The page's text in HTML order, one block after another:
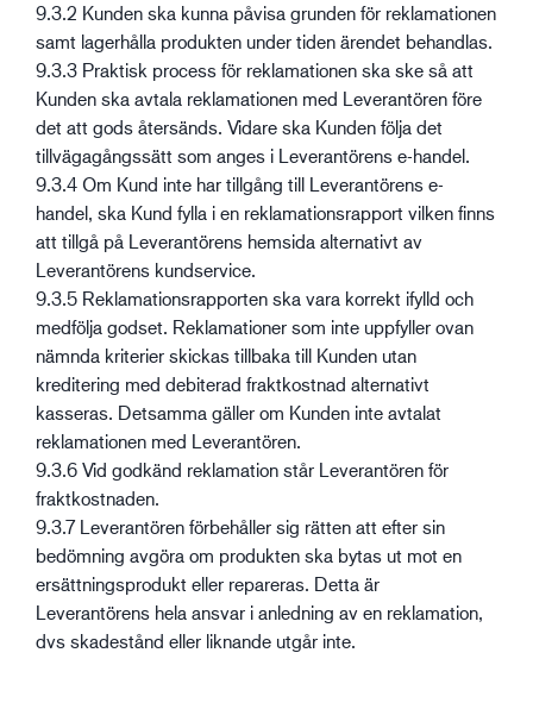
9.3.2 Kunden ska kunna påvisa grunden för reklamationen
samt lagerhålla produkten under tiden ärendet behandlas.
9.3.3 Praktisk process för reklamationen ska ske så att
Kunden ska avtala reklamationen med Leverantören före
det att gods återsänds. Vidare ska Kunden följa det
tillvägagångssätt som anges i Leverantörens e-handel.
9.3.4 Om Kund inte har tillgång till Leverantörens e-
handel, ska Kund fylla i en reklamationsrapport vilken finns
att tillgå på Leverantörens hemsida alternativt av
Leverantörens kundservice.
9.3.5 Reklamationsrapporten ska vara korrekt ifylld och
medfölja godset. Reklamationer som inte uppfyller ovan
nämnda kriterier skickas tillbaka till Kunden utan
kreditering med debiterad fraktkostnad alternativt
kasseras. Detsamma gäller om Kunden inte avtalat
reklamationen med Leverantören.
9.3.6 Vid godkänd reklamation står Leverantören för
fraktkostnaden.
9.3.7 Leverantören förbehåller sig rätten att efter sin
bedömning avgöra om produkten ska bytas ut mot en
ersättningsprodukt eller repareras. Detta är
Leverantörens hela ansvar i anledning av en reklamation,
dvs skadestånd eller liknande utgår inte.